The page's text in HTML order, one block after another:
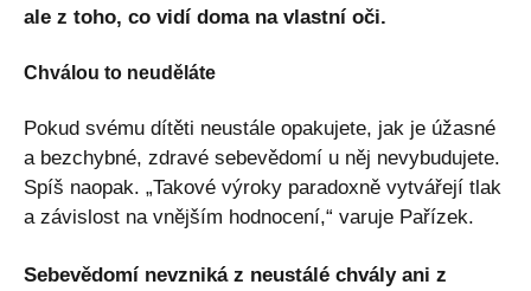
ale z toho, co vidí doma na vlastní oči.
Chválou to neuděláte
Pokud svému dítěti neustále opakujete, jak je úžasné
a bezchybné, zdravé sebevědomí u něj nevybudujete.
Spíš naopak. „Takové výroky paradoxně vytvářejí tlak
a závislost na vnějším hodnocení,“ varuje Pařízek.
Sebevědomí nevzniká z neustálé chvály ani z